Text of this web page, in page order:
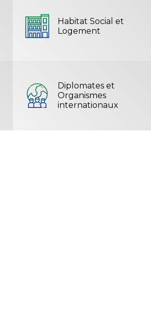
Habitat Social et
Logement
Diplomates et
Organismes
internationaux